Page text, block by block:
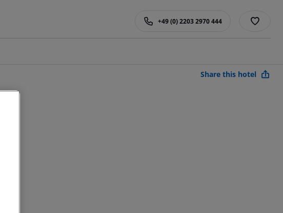
+49 (0) 2203 2970 444
Share this hotel